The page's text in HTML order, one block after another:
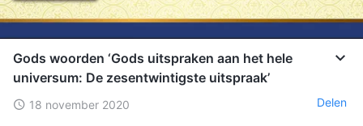
Gods woorden ‘Gods uitspraken aan het hele
universum: De zesentwintigste uitspraak’
18 november 2020 Delen